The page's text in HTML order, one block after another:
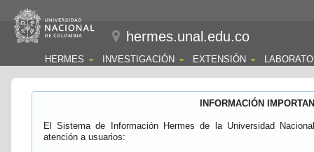
hermes.unal.edu.co
HERMES INVESTIGACIÓN EXTENSIÓN
INFORMACIÓN
El Sistema de Información Hermes de la Universidad
atención a usuarios: